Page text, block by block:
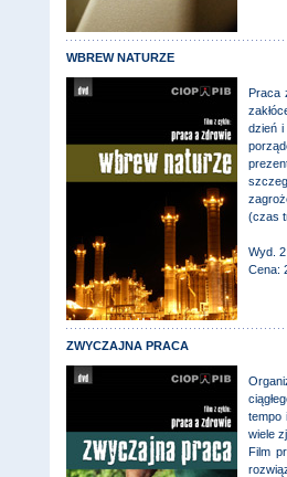
WBREW NATURZE
Praca
dzień
(czas
Wyd. 2
Cena:
ZWYCZAJNA PRACA
tempo
wiele
Film